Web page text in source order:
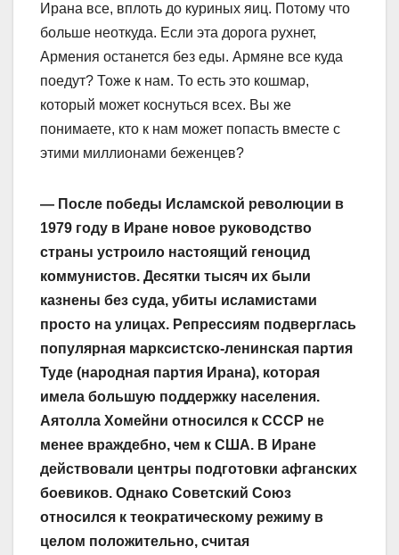
Ирана все, вплоть до куриных яиц. Потому что
больше неоткуда. Если эта дорога рухнет,
Армения останется без еды. Армяне все куда
поедут? Тоже к нам. То есть это кошмар,
который может коснуться всех. Вы же
понимаете, кто к нам может попасть вместе с
этими миллионами беженцев?
— После победы Исламской революции в
1979 году в Иране новое руководство
страны устроило настоящий геноцид
коммунистов. Десятки тысяч их были
казнены без суда, убиты исламистами
просто на улицах. Репрессиям подверглась
популярная марксистско-ленинская партия
Туде (народная партия Ирана), которая
имела большую поддержку населения.
Аятолла Хомейни относился к СССР не
менее враждебно, чем к США. В Иране
действовали центры подготовки афганских
боевиков. Однако Советский Союз
относился к теократическому режиму в
целом положительно, считая